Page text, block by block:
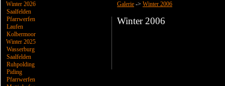
Winter 2026
Saalfelden
Pfarrwerfen
Laufen
Kolbermoor
Winter 2025
Wasserburg
Saalfelden
Ruhpolding
Piding
Pfarrwerfen
Galerie -> Winter 2006
Winter 2006